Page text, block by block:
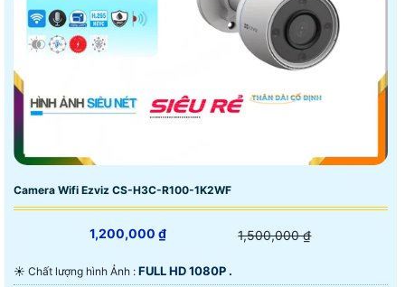
Camera Wifi Ezviz CS-H3C-R100-1K2WF
1,200,000 ₫ 1,500,000 ₫
☀️ Chất lượng hình Ảnh : FULL HD 1080P .